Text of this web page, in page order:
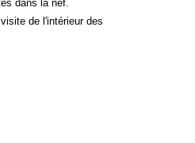
dans la nef.
de l'intérieur des